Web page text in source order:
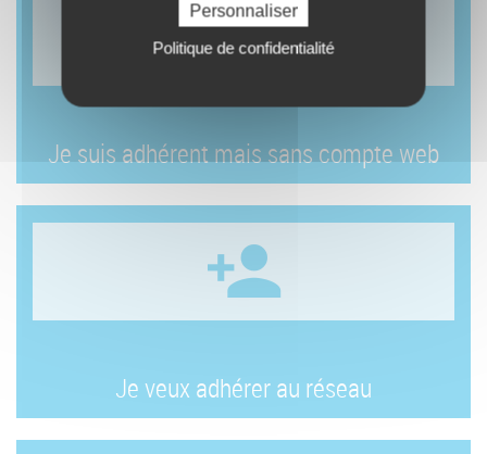
Je suis adhérent mais sans compte web
Je veux adhérer au réseau
Personnaliser
Politique de confidentialité